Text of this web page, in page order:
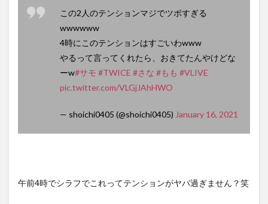
この2人のテンションマジでツボすぎる
wwwwww
4時にこのテンションはすごいわwww
やるって言ってくれたら、おきてたんやけどな
ーw#サモ #TWICE #さな #もも #VLIVE
pic.twitter.com/VLGjJAhHWO
— shoichi0405 (@shoichi0405) January 16, 2021
午前4時でシラフでこれってテンションがヤバ過ぎません？笑